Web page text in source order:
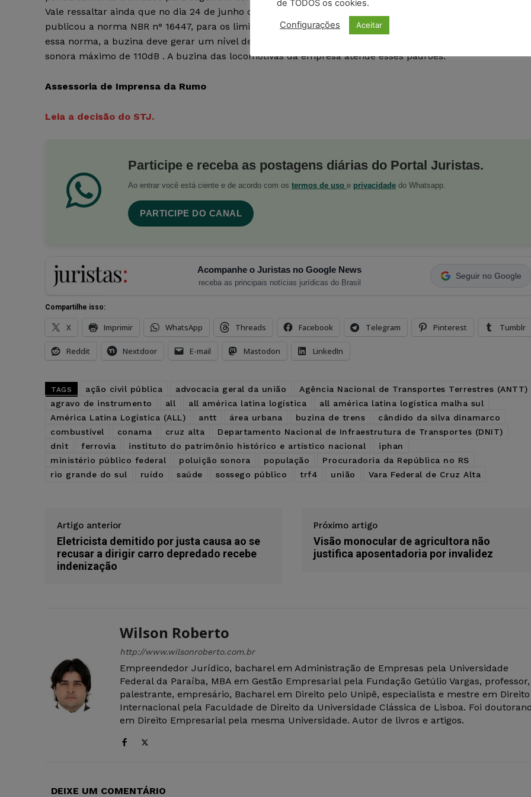
Vale ressaltar ainda que no dia 24 de junho de 2016, a Associação Brasileira de Normas Técnicas (ABNT)
publicou a norma NBR n° 16447, para os limites de ruído produzido pela buzina das locomotivas.
essa norma, a buzina deve gerar um nível de pressão sonora mínimo de 96dB e um nível de pressão
sonora máximo de 110dB . A buzina das locomotivas da empresa atende esses padrões.
Assessoria de Imprensa da Rumo
Leia a decisão do STJ.
Participe e receba as postagens diárias do Portal Juristas.
Ao entrar você está ciente e de acordo com os termos de uso e privacidade do Whatsapp.
PARTICIPE DO CANAL
Acompanhe o Juristas no Google News
receba as principais notícias jurídicas do Brasil
Seguir no Google
Compartilhe isso:
X Imprimir WhatsApp Threads Facebook Telegram Pinterest Tumblr
Reddit Nextdoor E-mail Mastodon LinkedIn
TAGS ação civil pública advocacia geral da união
Agência Nacional de Transportes Terrestres (ANTT)
agravo de instrumento
all all américa latina logística
all américa latina logística malha sul
América Latina Logística (ALL)
antt área urbana buzina de trens
cândido da silva dinamarco
combustível
conama cruz alta
Departamento Nacional de Infraestrutura de Transportes (DNIT)
dnit
ferrovia instituto do patrimônio histórico e artístico nacional
iphan
ministério público federal
poluição sonora população
Procuradoria da República no RS
rio grande do sul
ruído saúde sossego público trf4 união Vara Federal de Cruz Alta
Artigo anterior
Eletricista demitido por justa causa ao se
recusar a dirigir carro depredado recebe
indenização
Próximo artigo
Visão monocular de agricultora não
justifica aposentadoria por invalidez
Wilson Roberto
http://www.wilsonroberto.com.br
Empreendedor Jurídico, bacharel em Administração de Empresas pela Universidade
Federal da Paraíba, MBA em Gestão Empresarial pela Fundação Getúlio Vargas, professor,
palestrante, empresário, Bacharel em Direito pelo Unipê, especialista e mestre em Direito
Internacional pela Faculdade de Direito da Universidade Clássica de Lisboa. Foi
em Direito Empresarial pela mesma Universidade. Autor de livros e artigos.
DEIXE UM COMENTÁRIO
de TODOS os cookies.
Configurações Aceitar